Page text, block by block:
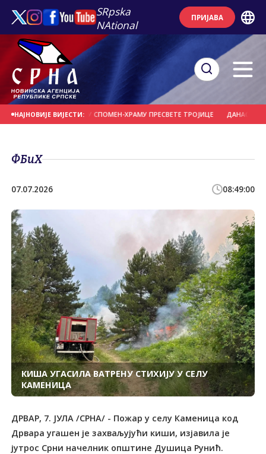
SRpska
NAtional
ПРИЈАВА
НАЈНОВИЈЕ ВИЈЕСТИ:
СЛУЖИ ЛИТУРГИЈУ У СПОМЕН-ХРАМУ ПРЕСВЕТЕ ТРОЈИЦЕ ДАНАС
ФБиХ
07.07.2026 08:49:00
КИША УГАСИЛА ВАТРЕНУ СТИХИЈУ У СЕЛУ
КАМЕНИЦА
ДРВАР, 7. ЈУЛА /СРНА/ - Пожар у селу Каменица код
Дрвара угашен је захваљујући киши, изјавила је
јутрос Срни начелник општине Душица Рунић.